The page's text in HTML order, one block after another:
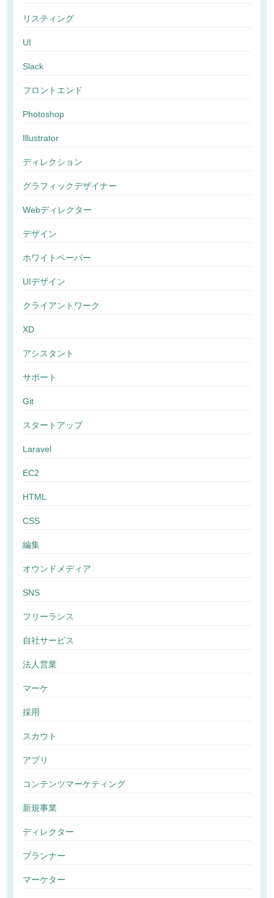
リスティング
UI
Slack
フロントエンド
Photoshop
Illustrator
ディレクション
グラフィックデザイナー
Webディレクター
デザイン
ホワイトペーパー
UIデザイン
クライアントワーク
XD
アシスタント
サポート
Git
スタートアップ
Laravel
EC2
HTML
CSS
編集
オウンドメディア
SNS
フリーランス
自社サービス
法人営業
マーケ
採用
スカウト
アプリ
コンテンツマーケティング
新規事業
ディレクター
プランナー
マーケター